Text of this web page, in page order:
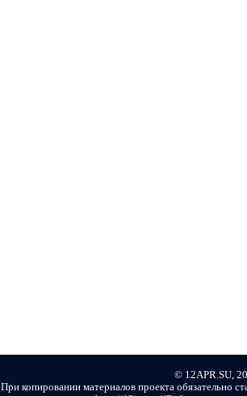
© 12APR.SU,
При копировании материалов проекта обязательно